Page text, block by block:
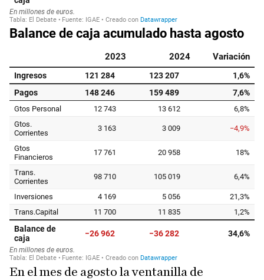
En el mes de agosto la ventanilla de